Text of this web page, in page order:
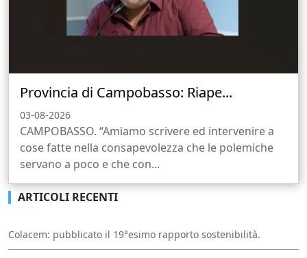
Provincia di Campobasso: Riape...
03-08-2026
CAMPOBASSO. “Amiamo scrivere ed intervenire a
cose fatte nella consapevolezza che le polemiche
servano a poco e che con...
ARTICOLI RECENTI
Colacem: pubblicato il 19°esimo rapporto sostenibilità.